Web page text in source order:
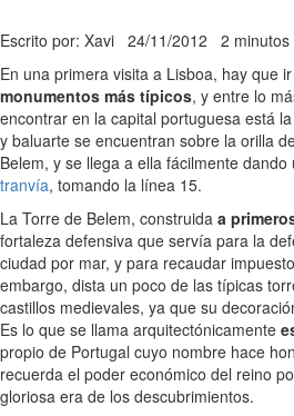
Escrito por: Xavi 24/11/2012 2 minutos
En una primera visita a Lisboa, hay que
monumentos más típicos, y entre lo
encontrar en la capital portuguesa está la
y baluarte se encuentran sobre la orilla
Belem, y se llega a ella fácilmente
tranvía, tomando la línea 15.
La Torre de Belem, construida a
fortaleza defensiva que servía para la
ciudad por mar, y para recaudar
embargo, dista un poco de las típicas
castillos medievales, ya que su
Es lo que se llama arquitectónicamente
propio de Portugal cuyo nombre hace
recuerda el poder económico del reino
gloriosa era de los descubrimientos.